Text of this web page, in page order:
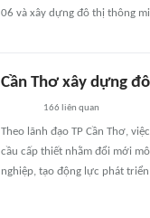
06 và xây dựng đô thị thông
Cần Thơ xây dựng
166 liên quan
Theo lãnh đạo TP Cần Thơ,
cầu cấp thiết nhằm đổi mới
nghiệp, tạo động lực phát